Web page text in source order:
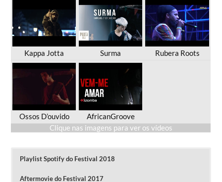
Kappa Jotta Surma Rubera Roots
Ossos D’ouvido AfricanGroove
Clique nas imagens para ver os vídeos
Playlist Spotify do Festival 2018
Aftermovie do Festival 2017